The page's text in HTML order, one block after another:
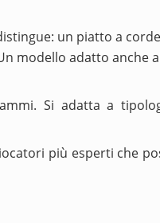
un piatto a
modello adatto anche
Si adatta a
più esperti che